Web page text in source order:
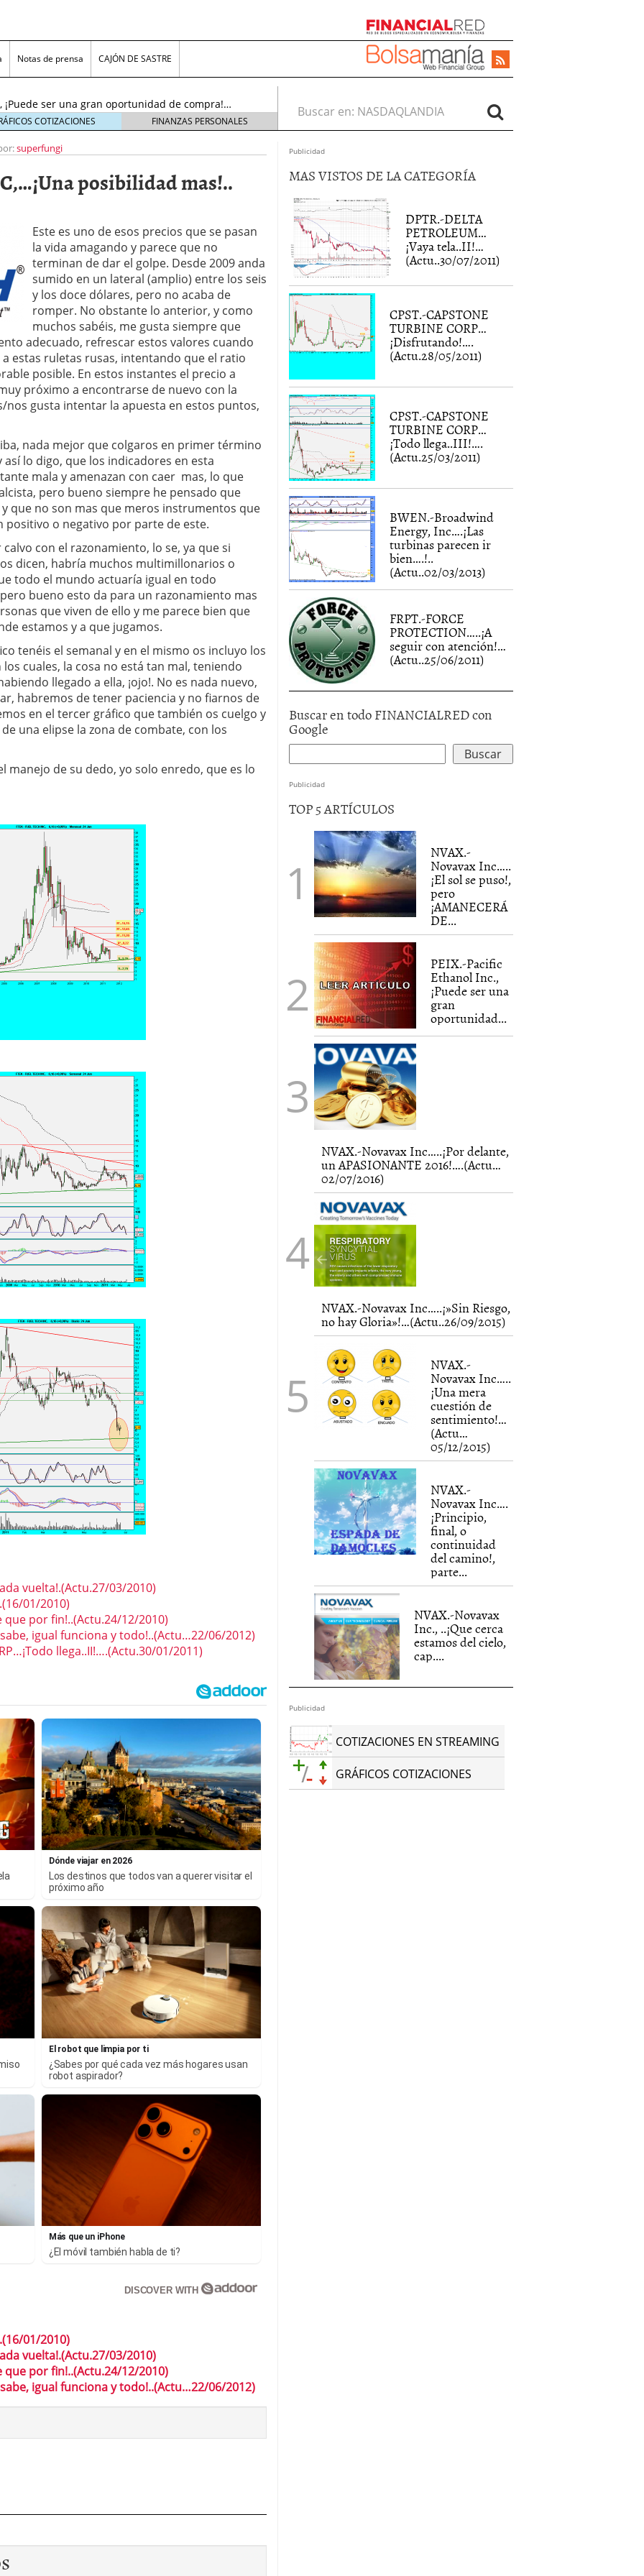
Notas de prensa CAJÓN DE SASTRE
resurgir!…(Actu…19/11/2016) 19 noviembre,
se puso!, pero ¡AMANECERÁ DE NUEVO!….
¡Puede ser una gran oportunidad de compra!…
2016
2018
Inc. (ADR)……¡Cerca del límite para decidir!…
Plc…….¡Bonito aspecto técnico, para juego «pre-
23 noviembre, 2016
2016
resurgir!…(Actu…19/11/2016) 19 noviembre,
se puso!, pero ¡AMANECERÁ DE NUEVO!….
2016
COTIZACIONES FINANZAS PERSONALES
Buscar en:
superfungi
posibilidad mas!..
Este es uno de esos precios que se pasan
la vida amagando y parece que no
terminan de dar el golpe. Desde 2009 anda
sumido en un lateral (amplio) entre los seis
y los doce dólares, pero no acaba de
romper. No obstante lo anterior, y como
muchos sabéis, me gusta siempre que
adecuado, refrescar estos valores cuando
estas ruletas rusas, intentando que el ratio
posible. En estos instantes el precio a
próximo a encontrarse de nuevo con la
nos gusta intentar la apuesta en estos puntos,
nada mejor que colgaros en primer término
lo digo, que los indicadores en esta
mala y amenazan con caer mas, lo que
pero bueno siempre he pensado que
que no son mas que meros instrumentos que
positivo o negativo por parte de este.
con el razonamiento, lo se, ya que si
dicen, habría muchos multimillonarios o
todo el mundo actuaría igual en todo
bueno esto da para un razonamiento mas
que viven de ello y me parece bien que
estamos y a que jugamos.
tenéis el semanal y en el mismo os incluyo los
cuales, la cosa no está tan mal, teniendo
llegado a ella, ¡ojo!. No es nada nuevo,
habremos de tener paciencia y no fiarnos de
en el tercer gráfico que también os cuelgo y
una elipse la zona de combate, con los
manejo de su dedo, yo solo enredo, que es lo
vuelta!.(Actu.27/03/2010)
01/2010)
que por fin!..(Actu.24/12/2010)
sabe, igual funciona y todo!..(Actu…22/06/2012)
llega..II!….(Actu.30/01/2011)
Dónde viajar en 2026
Los destinos que todos van a querer visitar el
próximo año
El robot que limpia por ti
¿Sabes por qué cada vez más hogares usan
robot aspirador?
Más que un iPhone
¿El móvil también habla de ti?
DISCOVER WITH
01/2010)
vuelta!.(Actu.27/03/2010)
que por fin!..(Actu.24/12/2010)
sabe, igual funciona y todo!..(Actu…22/06/2012)
Publicidad
MAS VISTOS DE LA CATEGORÍA
DPTR.-DELTA
PETROLEUM…
¡Vaya tela..II!…
(Actu..30/07/2011)
CPST.-CAPSTONE
TURBINE CORP…
¡Disfrutando!….
(Actu.28/05/2011)
CPST.-CAPSTONE
TURBINE CORP…
¡Todo llega..III!….
(Actu.25/03/2011)
BWEN.-Broadwind
Energy, Inc….¡Las
turbinas parecen ir
bien….!..
(Actu..02/03/2013)
FRPT.-FORCE
PROTECTION…..¡A
seguir con atención!…
(Actu..25/06/2011)
Buscar en todo FINANCIALRED con
Google
Publicidad
TOP 5 ARTÍCULOS
NVAX.-
Novavax Inc…..
¡El sol se puso!,
pero
¡AMANECERÁ
DE...
PEIX.-Pacific
Ethanol Inc.,
¡Puede ser una
gran
oportunidad...
NVAX.-Novavax Inc…..¡Por delante,
un APASIONANTE 2016!….(Actu…
02/07/2016)
NVAX.-Novavax Inc…..¡»Sin Riesgo,
no hay Gloria»!…(Actu..26/09/2015)
NVAX.-
Novavax Inc…..
¡Una mera
cuestión de
sentimiento!…
(Actu…
05/12/2015)
NVAX.-
Novavax Inc….
¡Principio,
final, o
continuidad
del camino!,
parte...
NVAX.-Novavax
Inc., ..¡Que cerca
estamos del cielo,
cap....
Publicidad
COTIZACIONES EN STREAMING
GRÁFICOS COTIZACIONES